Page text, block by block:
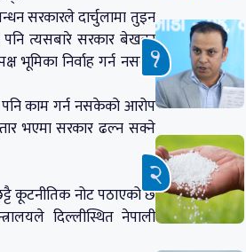
सरकारले दार्चुलामा तुइन
पनि त्यसबारे सरकार बेखबर
भूमिका निर्वाह गर्न नसक्ने
काम गर्न नसकेको आरोप
भएमा सरकार ढल्न सक्ने
कूटनीतिक नोट पठाएको छ
दिल्लीस्थित नेपाली